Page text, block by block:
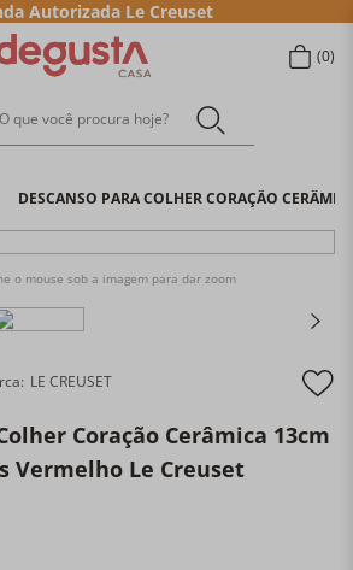
Autorizada Le Creuset
0
hoje?
DESCANSO PARA COLHER CORAÇÃO
o mouse sob a imagem para dar zoom
LE CREUSET
Coração Cerâmica 13cm
Vermelho Le Creuset